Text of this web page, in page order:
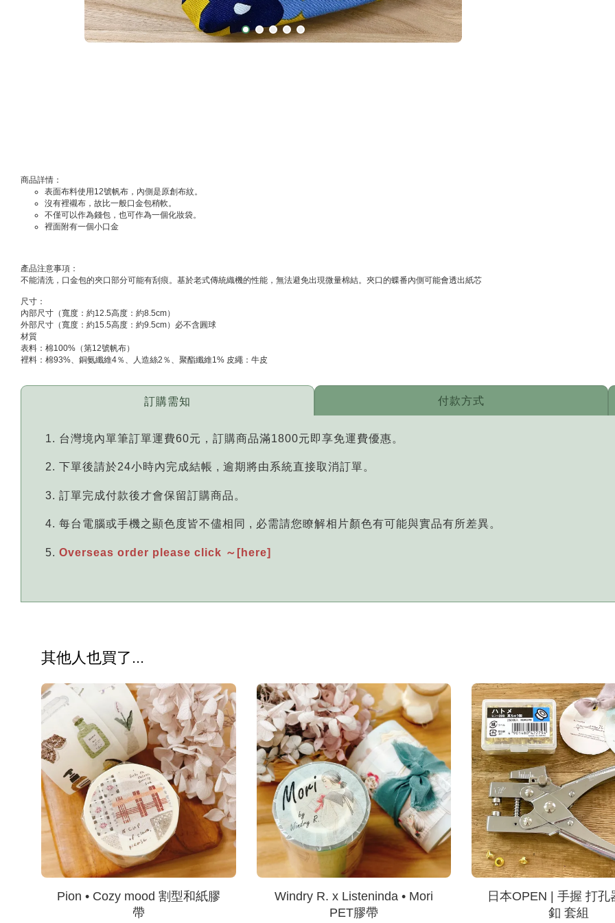
商品詳情：
表面布料使用12號帆布，內側是原創布紋。
沒有裡襯布，故比一般口金包稍軟。
不僅可以作為錢包，也可作為一個化妝袋。
裡面附有一個小口金
產品注意事項：
不能清洗， 口金包的夾口部分可能有刮痕。 基於老式傳統織機的性能，無法避免出現微量棉結。 夾口的蝶番內側可能會透出紙芯
尺寸：
內部尺寸（寬度：約12.5高度：約8.5cm）
外部尺寸（寬度：約15.5高度：約9.5cm）必不含圓球
材質
表料：棉100%（第12號帆布）
裡料：棉93%、銅氨纖維4％、人造絲2％、聚酯纖維1% 皮繩：牛皮
訂購需知
台灣境內單筆訂單運費60元，訂購商品滿1800元即享免運費優惠。
下單後請於24小時內完成結帳 , 逾期將由系統直接取消訂單。
訂單完成付款後才會保留訂購商品。
每台電腦或手機之顯色度皆不儘相同 , 必需請您瞭解相片顏色有可能與實品有所差異。
Overseas order please click ～[here]
付款方式
其他人也買了...
Pion • Cozy mood 割型和紙膠
帶
Windry R. x Listeninda • Mori
PET膠帶
日本OPEN | 手握 打孔
釦 套組